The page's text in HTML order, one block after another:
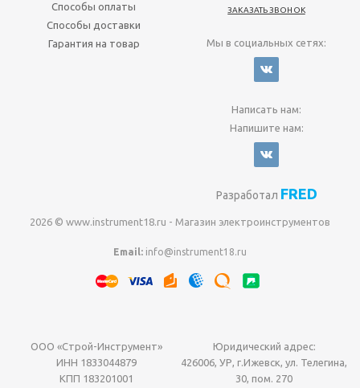
Способы оплаты
Способы доставки
Гарантия на товар
ЗАКАЗАТЬ ЗВОНОК
Мы в социальных сетях:
Написать нам:
Напишите нам:
Разработал FRED
2026 © www.instrument18.ru - Магазин электроинструментов
Email: info@instrument18.ru
ООО «Строй-Инструмент»
ИНН 1833044879
КПП 183201001
Юридический адрес:
426006, УР, г.Ижевск, ул. Телегина,
30, пом. 270